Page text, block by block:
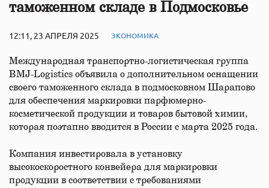
таможенном складе в Подмосковье
12:11, 23 АПРЕЛЯ 2025 ЭКОНОМИКА
Международная транспортно-логистическая группа
BMJ-Logistics объявила о дополнительном оснащении
своего таможенного склада в подмосковном Шарапово
для обеспечения маркировки парфюмерно-
косметической продукции и товаров бытовой химии,
которая поэтапно вводится в России с марта 2025 года.
Компания инвестировала в установку
высокоскоростного конвейера для маркировки
продукции в соответствии с требованиями